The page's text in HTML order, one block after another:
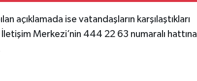
açıklamada ise vatandaşların karşılaştıkları
Merkezi’nin 444 22 63 numaralı hattına